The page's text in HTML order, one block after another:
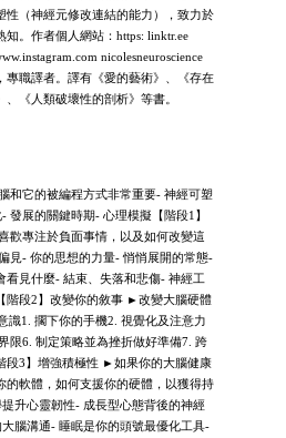
性（神經元修改連結的能力），致力於
。作者個人網站：https: linktr.ee
nicolesneuroscience
專職譯者。譯有《愛的藝術》、《存在
《人類破壞性的剖析》等書。
和它的被編程方式非常重要- 神經可塑
發展的關鍵時期- 心理模擬【階段1】
歡專注於負面事情，以及如何改變這
見- 你的思想的力量- 悄悄展開的常態-
看見什麼- 結束、失落和悲傷- 神經工
階段2】改變你的敘事 ►改變大腦硬體
識1. 擱下你的手機2. 視覺化及注意力
限6. 制定策略並為挫折做好準備7. 跨
段3】增強積極性 ►如果你的大腦健康
的軟體，如何支援你的硬體，以獲得持
升心靈韌性- 成長型心態背後的神經
腦溝通- 睡眠是你的頭號最優化工具-